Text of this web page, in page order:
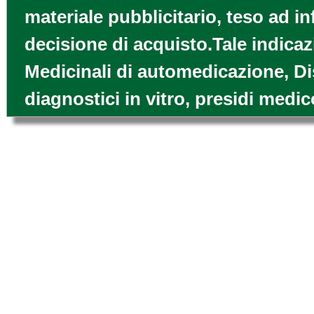
materiale pubblicitario, teso ad
decisione di acquisto.Tale
Medicinali di automedicazione,
diagnostici in vitro, presidi